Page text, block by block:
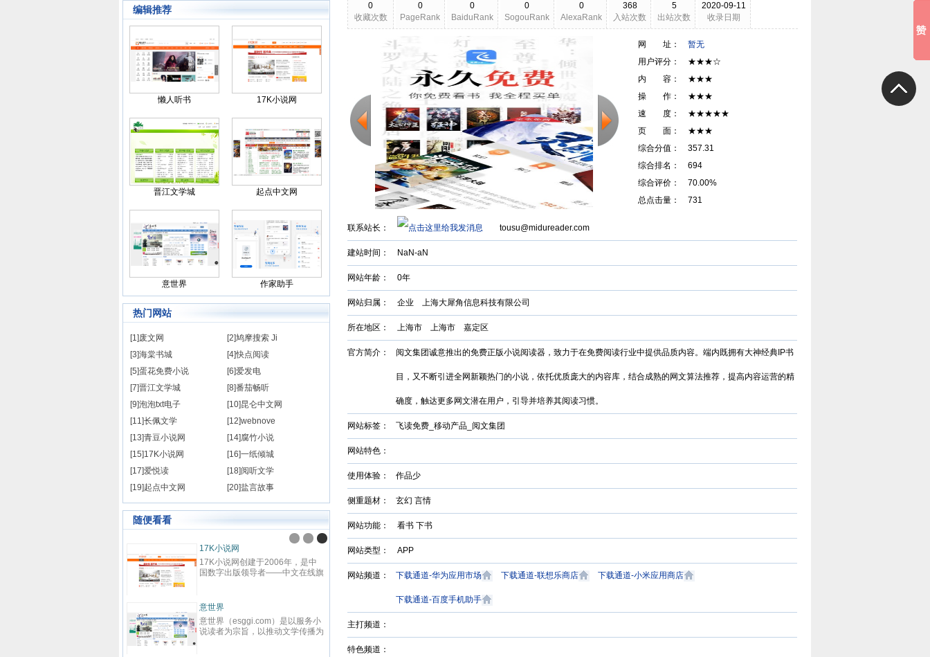
编辑推荐
懒人听书 17K小说网
晋江文学城 起点中文网
意世界 作家助手
热门网站
[1]废文网
[2]鸠摩搜索 Ji
[3]海棠书城
[4]快点阅读
[5]蛋花免费小说
[6]爱发电
[7]晋江文学城
[8]番茄畅听
[9]泡泡txt电子
[10]昆仑中文网
[11]长佩文学
[12]webnove
[13]青豆小说网
[14]腐竹小说
[15]17K小说网
[16]一纸倾城
[17]爱悦读
[18]阅听文学
[19]起点中文网
[20]盐言故事
随便看看
17K小说网
17K小说网创建于2006年，是中
国数字出版领导者——中文在线旗
代码：300364）2000年成立于清
华大学，为中国数字出版的开创者
之一，也是全球最大的中文数字出
版机构之一，于2015年1月21日
意世界
意世界（esggi.com）是以服务小
说读者为宗旨，以推动文学传播为
0
收藏次数
0
PageRank
0
BaiduRank
0
SogouRank
0
AlexaRank
368
入站次数
5
出站次数
2020-09-11
收录日期
2026-03-22
更新日期
网 址： 暂无
用户评分： ★★★☆
内 容： ★★★
操 作： ★★★
速 度： ★★★★★
页 面： ★★★
综合分值： 357.31
综合排名： 694
综合评价： 70.00%
总点击量： 731
联系站长： tousu@midureader.com
建站时间： NaN-aN
网站年龄： 0年
网站归属： 企业 上海大犀角信息科技有限公司
所在地区： 上海市 上海市 嘉定区
官方简介：阅文集团诚意推出的免费正版小说阅读器，致力于在免费阅读行业中提供品质内容。端内既拥有大神经典IP书
目，又不断引进全网新颖热门的小说，依托优质庞大的内容库，结合成熟的网文算法推荐，提高内容运营的精
确度，触达更多网文潜在用户，引导并培养其阅读习惯。
网站标签：飞读免费_移动产品_阅文集团
网站特色：
使用体验：作品少
侧重题材：玄幻 言情
网站功能： 看书 下书
网站类型： APP
网站频道：下载通道-华为应用市场 下载通道-联想乐商店 下载通道-小米应用商店
下载通道-百度手机助手
主打频道：
特色频道：
Back to Top